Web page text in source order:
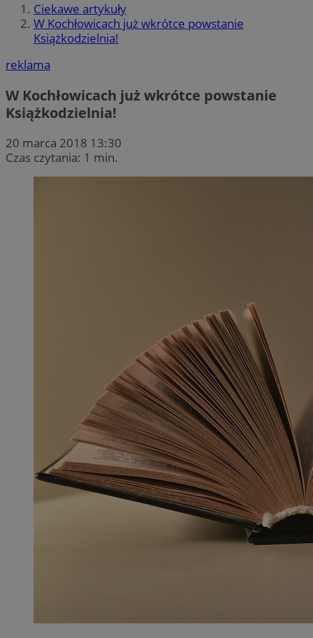
Ciekawe artykuły
W Kochłowicach już wkrótce powstanie
Książkodzielnia!
reklama
W Kochłowicach już wkrótce powstanie
Książkodzielnia!
20 marca 2018 13:30
Czas czytania: 1 min.